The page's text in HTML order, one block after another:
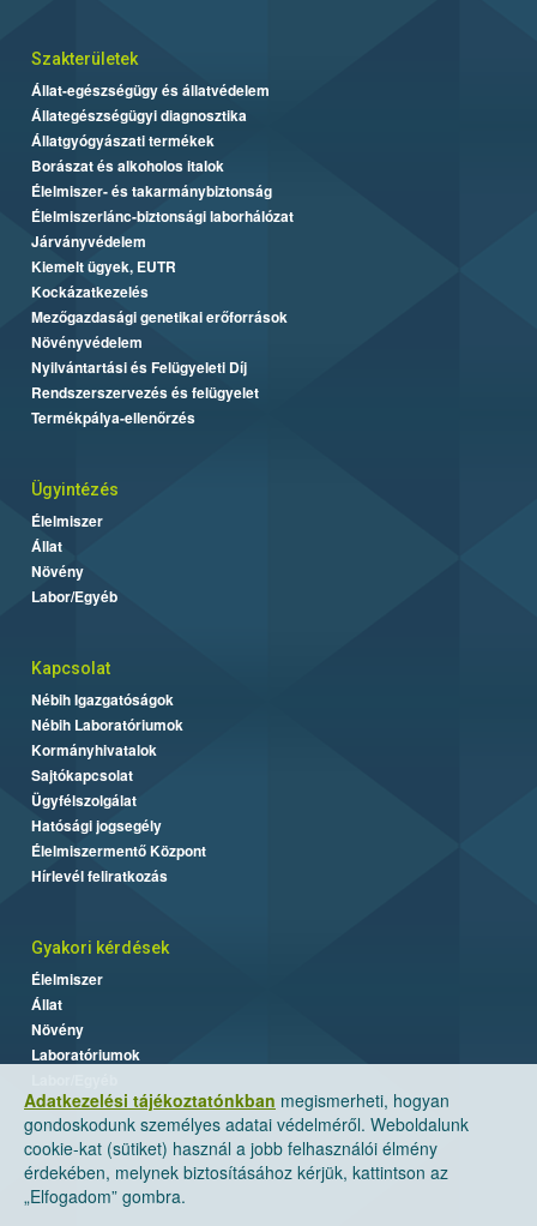
Adatkezelési tájékoztatónkban megismerheti, hogyan
gondoskodunk személyes adatai védelméről. Weboldalunk
cookie-kat (sütiket) használ a jobb felhasználói élmény
érdekében, melynek biztosításához kérjük, kattintson az
„Elfogadom” gombra.
Szakterületek
Állat-egészségügy és állatvédelem
Állategészségügyi diagnosztika
Állatgyógyászati termékek
Borászat és alkoholos italok
Élelmiszer- és takarmánybiztonság
Élelmiszerlánc-biztonsági laborhálózat
Járványvédelem
Kiemelt ügyek, EUTR
Kockázatkezelés
Mezőgazdasági genetikai erőforrások
Növényvédelem
Nyilvántartási és Felügyeleti Díj
Rendszerszervezés és felügyelet
Termékpálya-ellenőrzés
Ügyintézés
Élelmiszer
Állat
Növény
Labor/Egyéb
Kapcsolat
Nébih Igazgatóságok
Nébih Laboratóriumok
Kormányhivatalok
Sajtókapcsolat
Ügyfélszolgálat
Hatósági jogsegély
Élelmiszermentő Központ
Hírlevél feliratkozás
Gyakori kérdések
Élelmiszer
Állat
Növény
Laboratóriumok